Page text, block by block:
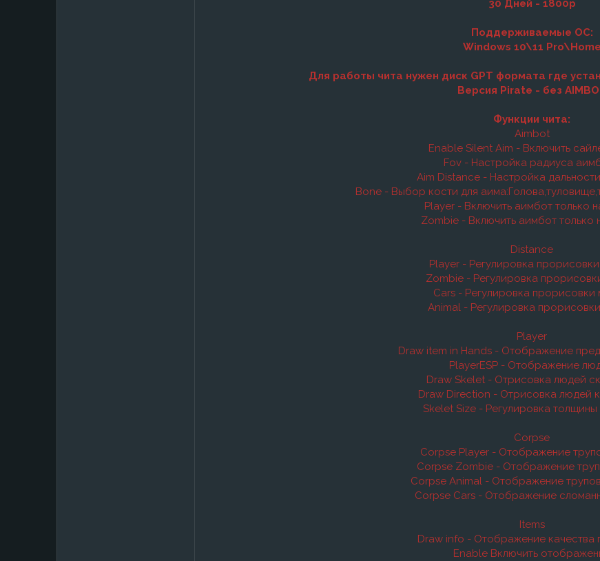
30 Дней - 1800р
Поддерживаемые ОС:
Windows 10\11 Pro\Home
Для работы чита нужен диск GPT формата где
Версия Pirate - без
Функции чита:
Aimbot
Enable Silent Aim - Включить
Fov - Настройка радиуса
Aim Distance - Настройка
Bone - Выбор кости для
Player - Включить аимбот только
Zombie - Включить аимбот только
Distance
Player - Регулировка
Zombie - Регулировка
Cars - Регулировка прорисовки
Animal - Регулировка
Player
Draw item in Hands - Отображение
PlayerESP - Отображение
Draw Skelet - Отрисовка людей
Draw Direction - Отрисовка людей
Skelet Size - Регулировка толщины
Corpse
Corpse Player - Отображение
Corpse Zombie - Отображение
Corpse Animal - Отображение
Corpse Cars - Отображение
Items
Draw info - Отображение качества
Enable Включить